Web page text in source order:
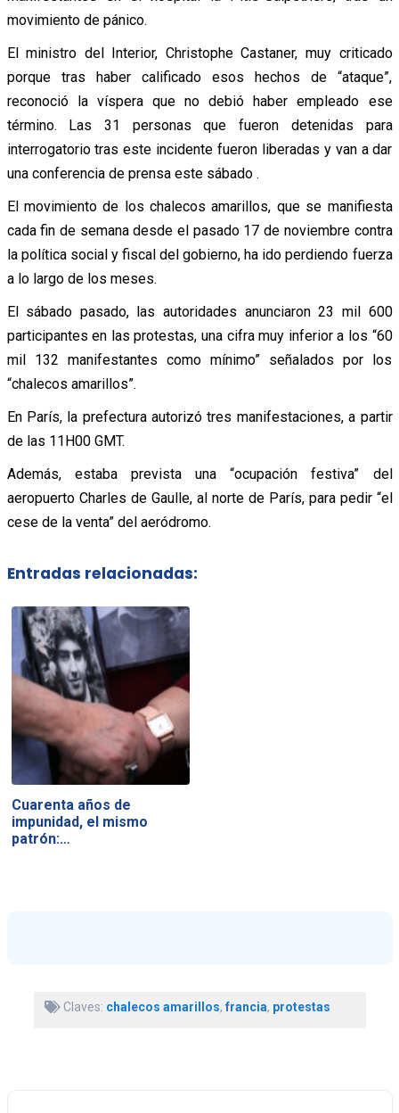
movimiento de pánico.
El ministro del Interior, Christophe Castaner, muy criticado
porque tras haber calificado esos hechos de “ataque”,
reconoció la víspera que no debió haber empleado ese
término. Las 31 personas que fueron detenidas para
interrogatorio tras este incidente fueron liberadas y van a dar
una conferencia de prensa este sábado .
El movimiento de los chalecos amarillos, que se manifiesta
cada fin de semana desde el pasado 17 de noviembre contra
la política social y fiscal del gobierno, ha ido perdiendo fuerza
a lo largo de los meses.
El sábado pasado, las autoridades anunciaron 23 mil 600
participantes en las protestas, una cifra muy inferior a los “60
mil 132 manifestantes como mínimo” señalados por los
“chalecos amarillos”.
En París, la prefectura autorizó tres manifestaciones, a partir
de las 11H00 GMT.
Además, estaba prevista una “ocupación festiva” del
aeropuerto Charles de Gaulle, al norte de París, para pedir “el
cese de la venta” del aeródromo.
Entradas relacionadas:
Cuarenta años de
impunidad, el mismo
patrón:…
Claves: chalecos amarillos,francia, protestas